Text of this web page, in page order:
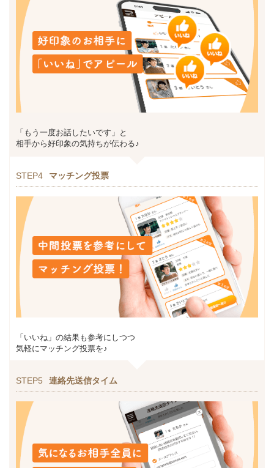
「もう一度お話したいです」と
相手から好印象の気持ちが伝わる♪
STEP4 マッチング投票
「いいね」の結果も参考にしつつ
気軽にマッチング投票を♪
STEP5 連絡先送信タイム